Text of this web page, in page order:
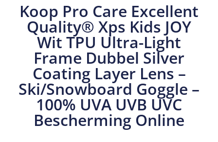
Koop Pro Care Excellent
Quality® Xps Kids JOY
Wit TPU Ultra-Light
Frame Dubbel Silver
Coating Layer Lens –
Ski/Snowboard Goggle –
100% UVA UVB UVC
Bescherming Online